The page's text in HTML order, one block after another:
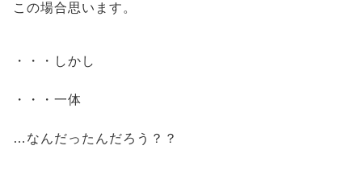
この場合思います。
・・・しかし
・・・一体
…なんだったんだろう？？